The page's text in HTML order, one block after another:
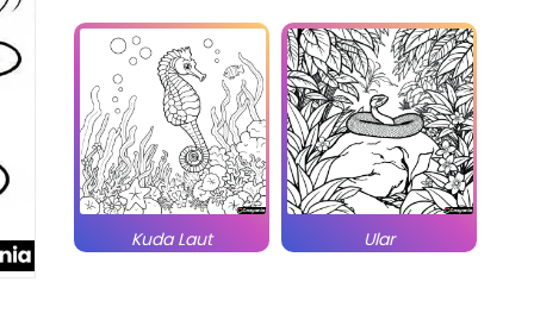
Kuda Laut Ular